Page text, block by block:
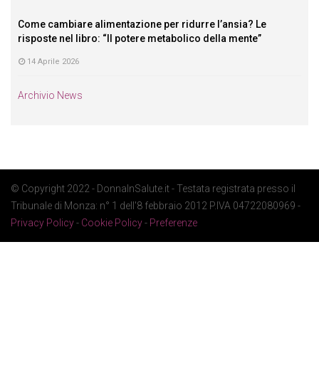
Come cambiare alimentazione per ridurre l’ansia? Le
risposte nel libro: “Il potere metabolico della mente”
14 Aprile 2026
Archivio News
© Copyright 2022 - DonnaInSalute.it - Testata registrata presso il
Tribunale di Monza: n° 1 dell'8 febbraio 2012 P.IVA 04722080969 -
Privacy Policy- Cookie Policy- Preferenze